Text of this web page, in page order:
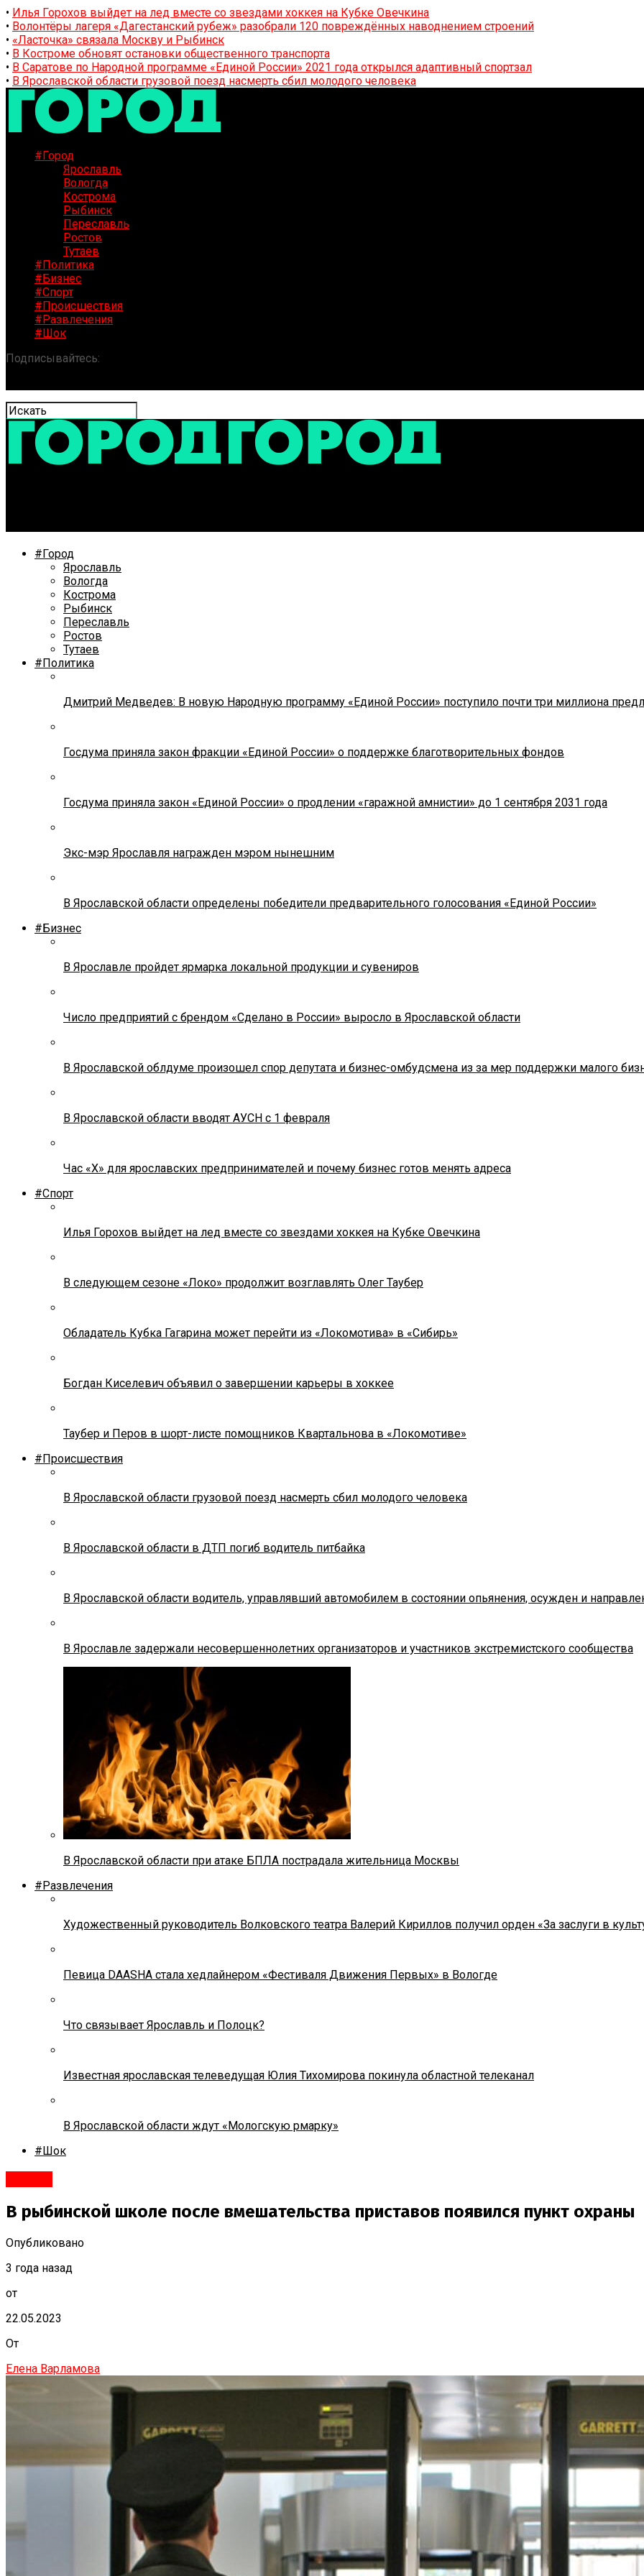
• Илья Горохов выйдет на лед вместе со звездами хоккея на Кубке Овечкина
• Волонтёры лагеря «Дагестанский рубеж» разобрали 120 повреждённых наводнением строений
• «Ласточка» связала Москву и Рыбинск
• В Костроме обновят остановки общественного транспорта
• В Саратове по Народной программе «Единой России» 2021 года открылся адаптивный спортзал
• В Ярославской области грузовой поезд насмерть сбил молодого человека
#Город
Ярославль
Вологда
Кострома
Рыбинск
Переславль
Ростов
Тутаев
#Политика
#Бизнес
#Спорт
#Происшествия
#Развлечения
#Шок
Подписывайтесь:
#Город
Ярославль
Вологда
Кострома
Рыбинск
Переславль
Ростов
Тутаев
#Политика
Дмитрий Медведев: В новую Народную программу «Единой России» поступило почти три миллиона
Госдума приняла закон фракции «Единой России» о поддержке благотворительных фондов
Госдума приняла закон «Единой России» о продлении «гаражной амнистии» до 1 сентября 2031 года
Экс-мэр Ярославля награжден мэром нынешним
В Ярославской области определены победители предварительного голосования «Единой России»
#Бизнес
В Ярославле пройдет ярмарка локальной продукции и сувениров
Число предприятий с брендом «Сделано в России» выросло в Ярославской области
В Ярославской облдуме произошел спор депутата и бизнес-омбудсмена из за мер поддержки малого
В Ярославской области вводят АУСН с 1 февраля
Час «Х» для ярославских предпринимателей и почему бизнес готов менять адреса
#Спорт
Илья Горохов выйдет на лед вместе со звездами хоккея на Кубке Овечкина
В следующем сезоне «Локо» продолжит возглавлять Олег Таубер
Обладатель Кубка Гагарина может перейти из «Локомотива» в «Сибирь»
Богдан Киселевич объявил о завершении карьеры в хоккее
Таубер и Перов в шорт-листе помощников Квартальнова в «Локомотиве»
#Происшествия
В Ярославской области грузовой поезд насмерть сбил молодого человека
В Ярославской области в ДТП погиб водитель питбайка
В Ярославской области водитель, управлявший автомобилем в состоянии опьянения, осужден и
В Ярославле задержали несовершеннолетних организаторов и участников экстремистского сообщества
В Ярославской области при атаке БПЛА пострадала жительница Москвы
#Развлечения
Художественный руководитель Волковского театра Валерий Кириллов получил орден «За заслуги в
Певица DAASHA стала хедлайнером «Фестиваля Движения Первых» в Вологде
Что связывает Ярославль и Полоцк?
Известная ярославская телеведущая Юлия Тихомирова покинула областной телеканал
В Ярославской области ждут «Мологскую рмарку»
#Шок
В рыбинской школе после вмешательства приставов появился пункт охраны
Опубликовано
3 года назад
от
22.05.2023
От
Елена Варламова